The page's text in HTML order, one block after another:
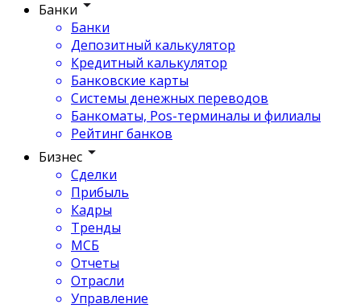
Банки
Банки
Депозитный калькулятор
Кредитный калькулятор
Банковские карты
Системы денежных переводов
Банкоматы, Pos-терминалы и филиалы
Рейтинг банков
Бизнес
Сделки
Прибыль
Кадры
Тренды
МСБ
Отчеты
Отрасли
Управление